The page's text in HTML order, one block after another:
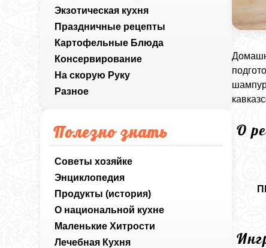
Экзотическая кухня
Праздничные рецепты
Картофельные Блюда
Консервирование
На скорую Руку
Разное
Полезно знать
Советы хозяйке
Энциклопедия
Продукты (история)
О национальной кухне
Маленькие Хитрости
Лечебная Кухня
О